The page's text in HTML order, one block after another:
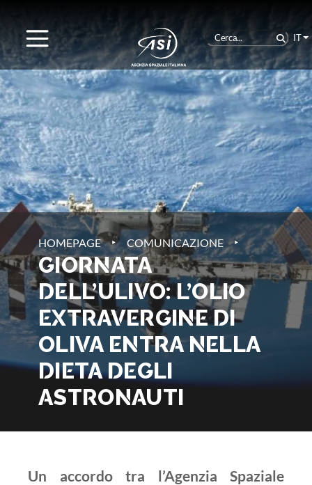
IT
HOMEPAGE ‣ COMUNICAZIONE ‣
GIORNATA
DELL’ULIVO: L’OLIO
EXTRAVERGINE DI
OLIVA ENTRA NELLA
DIETA DEGLI
ASTRONAUTI
Un accordo tra l’Agenzia Spaziale